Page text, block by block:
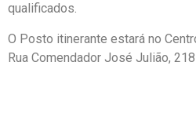
qualificados.
O Posto itinerante estará no
Rua Comendador José Julião,